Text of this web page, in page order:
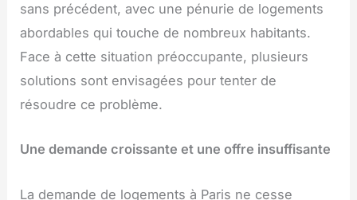
sans précédent, avec une pénurie de logements
abordables qui touche de nombreux habitants.
Face à cette situation préoccupante, plusieurs
solutions sont envisagées pour tenter de
résoudre ce problème.
Une demande croissante et une offre insuffisante
La demande de logements à Paris ne cesse